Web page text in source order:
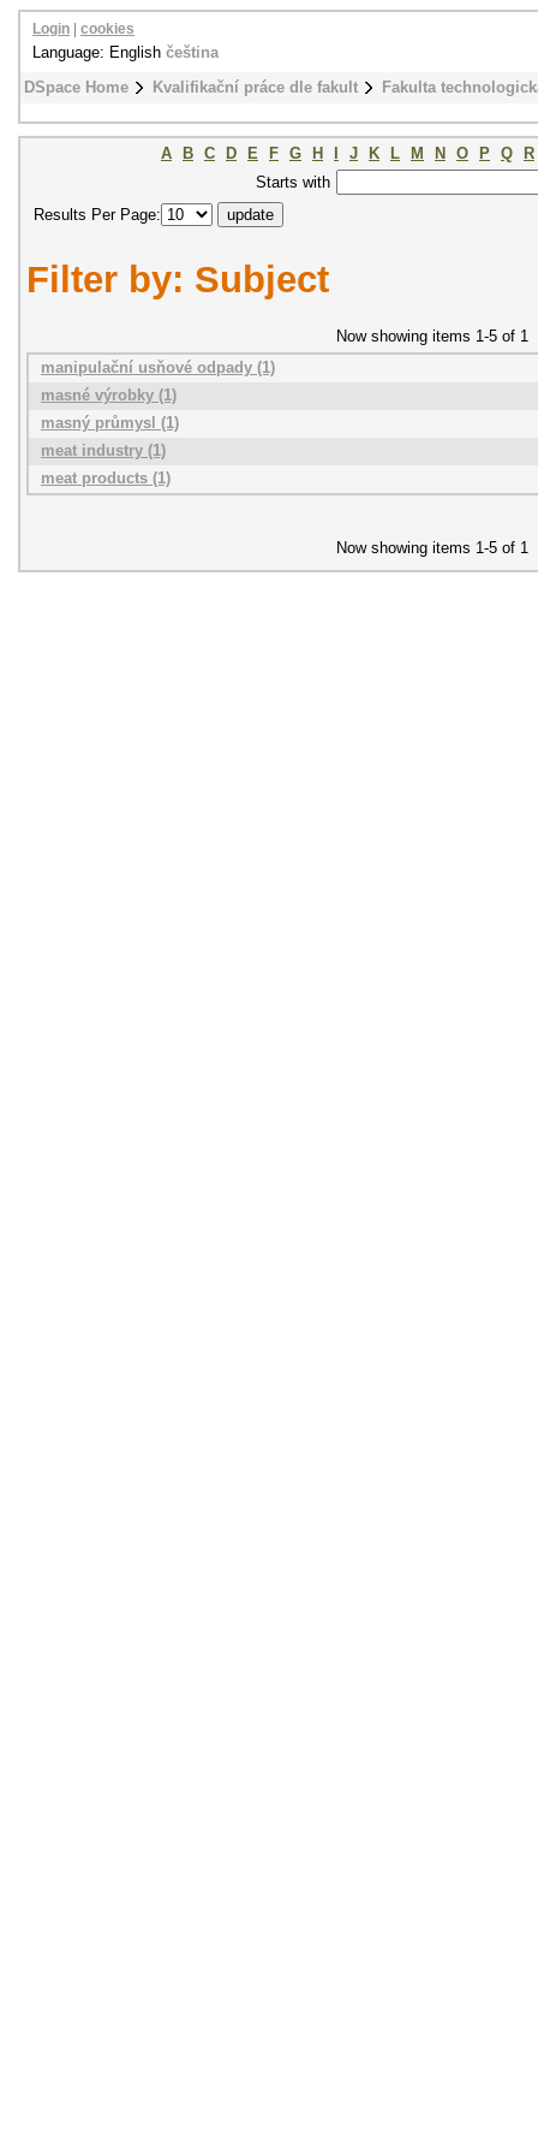
DSpace Home Kvalifikační práce dle fakult Fakulta
Login cookies
Language: English čeština
A B C D E F G H J K L M N O P Q
R
Starts with
Results Per Page:
Filter by: Subject
Now showing items 1-5 of 1
manipulační usňové odpady (1)
masné výrobky (1)
masný průmysl (1)
meat industry (1)
meat products (1)
Now showing items 1-5 of 1